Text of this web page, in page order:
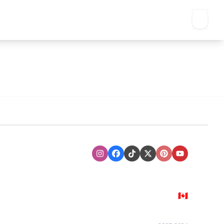
InstagramFacebook
TikTokXTwitter
PinterestYoutube
🇨🇦